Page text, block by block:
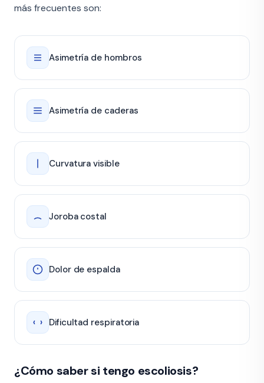
más frecuentes son:
Asimetría de hombros
Asimetría de caderas
Curvatura visible
Joroba costal
Dolor de espalda
Dificultad respiratoria
¿Cómo saber si tengo escoliosis?